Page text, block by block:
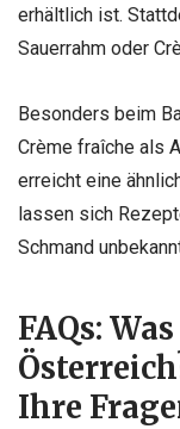
erhältlich ist.
Sauerrahm oder
Besonders beim
Crème fraîche als
erreicht eine
lassen sich
Schmand
FAQs:
Ihre